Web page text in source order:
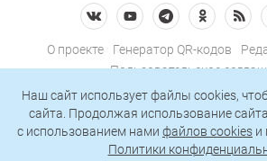
О проекте Генератор QR-кодов
Пользовательское
Политика
Подписаться на
Наш сайт использует файлы cookies,
сайта. Продолжая использование
c использованием нами файлов cookies и
Политики